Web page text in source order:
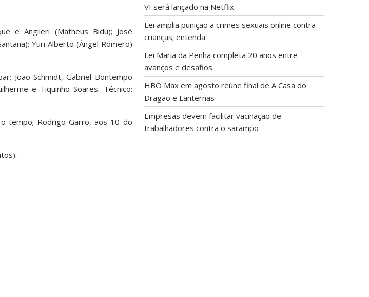
e Angileri (Matheus Bidu); José
Yuri Alberto (Ángel Romero)
João Schmidt, Gabriel Bontempo
e Tiquinho Soares. Técnico:
tempo; Rodrigo Garro, aos 10 do
VI será lançado na Netflix
Lei amplia punição a crimes sexuais online contra
crianças; entenda
Lei Maria da Penha completa 20 anos entre
avanços e desafios
HBO Max em agosto reúne final de A Casa do
Dragão e Lanternas
Empresas devem facilitar vacinação de
trabalhadores contra o sarampo